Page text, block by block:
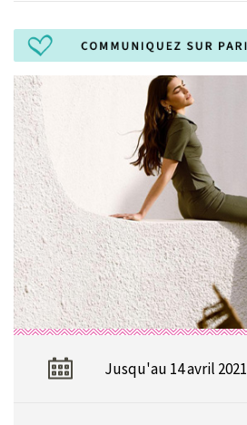
Jusqu'au 14 avril 2021